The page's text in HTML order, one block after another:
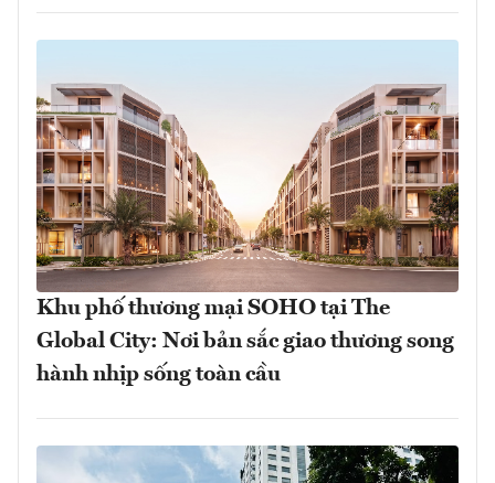
Khu phố thương mại SOHO tại The
Global City: Nơi bản sắc giao thương song
hành nhịp sống toàn cầu